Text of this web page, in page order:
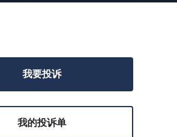
我要投诉
我的投诉单